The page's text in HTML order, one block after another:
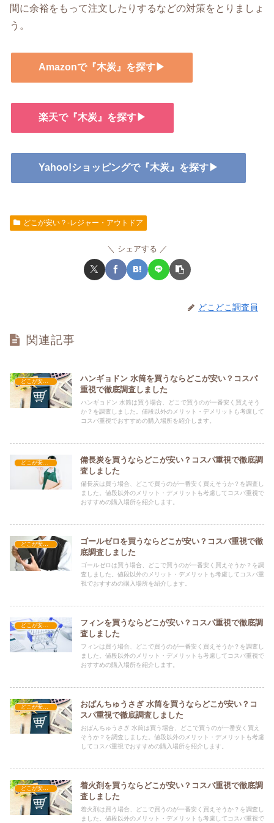
間に余裕をもって注文したりするなどの対策をとりましょ
う。
Amazonで『木炭』を探す▶
楽天で『木炭』を探す▶
Yahoo!ショッピングで『木炭』を探す▶
どこが安い？-レジャー・アウトドア
シェアする
どこどこ調査員
関連記事
どこが安い？-レジャー・アウトドア
ハンギョドン 水筒を買うならどこが安い？コスパ
重視で徹底調査しました
ハンギョドン 水筒は買う場合、どこで買うのが一番安く買えそう
か？を調査しました。値段以外のメリット・デメリットも考慮して
コスパ重視でおすすめの購入場所を紹介します。
どこが安い？-レジャー・アウトドア
備長炭を買うならどこが安い？コスパ重視で徹底調
査しました
備長炭は買う場合、どこで買うのが一番安く買えそうか？を調査し
ました。値段以外のメリット・デメリットも考慮してコスパ重視で
おすすめの購入場所を紹介します。
どこが安い？-レジャー・アウトドア
ゴールゼロを買うならどこが安い？コスパ重視で徹
底調査しました
ゴールゼロは買う場合、どこで買うのが一番安く買えそうか？を調
査しました。値段以外のメリット・デメリットも考慮してコスパ重
視でおすすめの購入場所を紹介します。
どこが安い？-レジャー・アウトドア
フィンを買うならどこが安い？コスパ重視で徹底調
査しました
フィンは買う場合、どこで買うのが一番安く買えそうか？を調査し
ました。値段以外のメリット・デメリットも考慮してコスパ重視で
おすすめの購入場所を紹介します。
おぱんちゅうさぎ 水筒を買うならどこが安い？コ
スパ重視で徹底調査しました
おぱんちゅうさぎ 水筒は買う場合、どこで買うのが一番安く買え
そうか？を調査しました。値段以外のメリット・デメリットも考慮
してコスパ重視でおすすめの購入場所を紹介します。
着火剤を買うならどこが安い？コスパ重視で徹底調
査しました
着火剤は買う場合、どこで買うのが一番安く買えそうか？を調査し
ました。値段以外のメリット・デメリットも考慮してコスパ重視で